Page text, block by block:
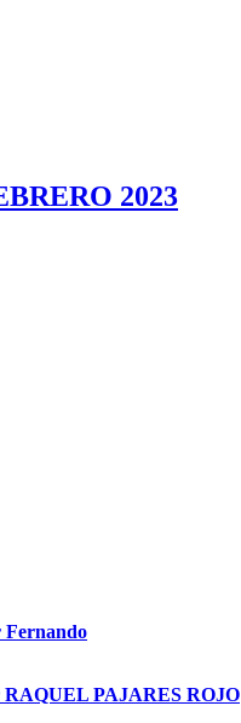
2023
Fernando
RAQUEL PAJARES ROJO